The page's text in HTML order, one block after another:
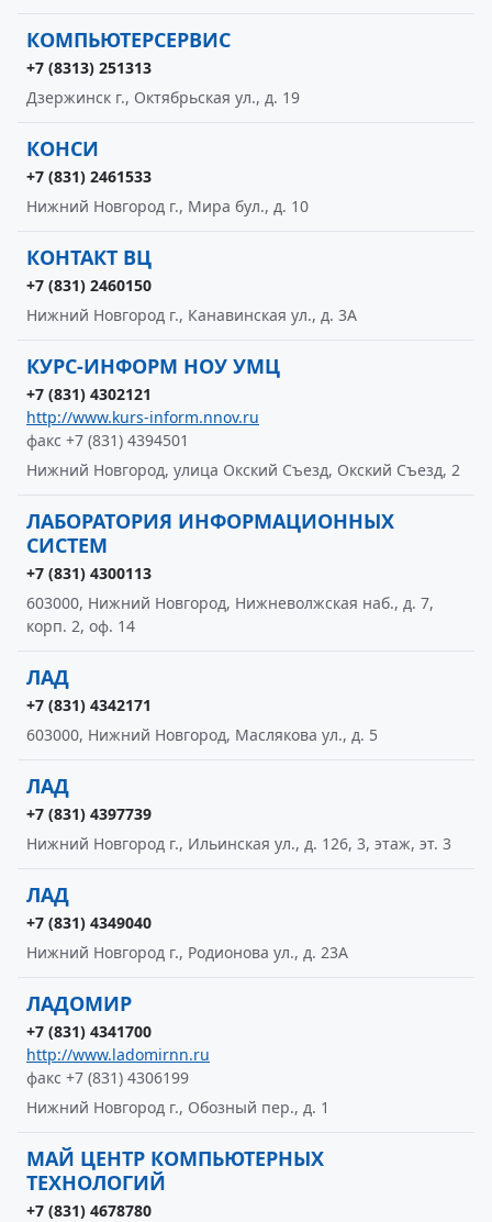
КОМПЬЮТЕРСЕРВИС
+7 (8313) 251313
Дзержинск г., Октябрьская ул., д. 19
КОНСИ
+7 (831) 2461533
Нижний Новгород г., Мира бул., д. 10
КОНТАКТ ВЦ
+7 (831) 2460150
Нижний Новгород г., Канавинская ул., д. 3А
КУРС-ИНФОРМ НОУ УМЦ
+7 (831) 4302121
http://www.kurs-inform.nnov.ru
факс +7 (831) 4394501
Нижний Новгород, улица Окский Съезд, Окский Съезд, 2
ЛАБОРАТОРИЯ ИНФОРМАЦИОННЫХ
СИСТЕМ
+7 (831) 4300113
603000, Нижний Новгород, Нижневолжская наб., д. 7,
корп. 2, оф. 14
ЛАД
+7 (831) 4342171
603000, Нижний Новгород, Маслякова ул., д. 5
ЛАД
+7 (831) 4397739
Нижний Новгород г., Ильинская ул., д. 126, 3, этаж, эт. 3
ЛАД
+7 (831) 4349040
Нижний Новгород г., Родионова ул., д. 23А
ЛАДОМИР
+7 (831) 4341700
http://www.ladomirnn.ru
факс +7 (831) 4306199
Нижний Новгород г., Обозный пер., д. 1
МАЙ ЦЕНТР КОМПЬЮТЕРНЫХ
ТЕХНОЛОГИЙ
+7 (831) 4678780